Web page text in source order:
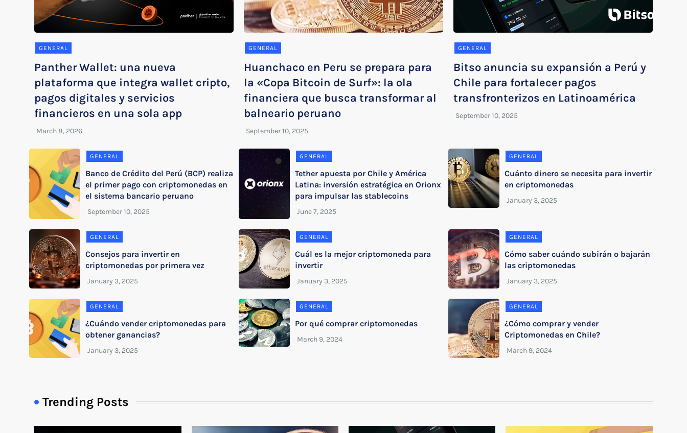
GENERAL
Panther Wallet: una nueva
plataforma que integra wallet cripto,
pagos digitales y servicios
financieros en una sola app
GENERAL
Huanchaco en Peru se prepara para
la «Copa Bitcoin de Surf»: la ola
financiera que busca transformar al
balneario peruano
GENERAL
Bitso anuncia su expansión a Perú y
Chile para fortalecer pagos
transfronterizos en Latinoamérica
GENERAL
Banco de Crédito del Perú (BCP) realiza
el primer pago con criptomonedas en
el sistema bancario peruano
GENERAL
Tether apuesta por Chile y América
Latina: inversión estratégica en Orionx
para impulsar las stablecoins
GENERAL
Cuánto dinero se necesita para invertir
en criptomonedas
GENERAL
Consejos para invertir en
criptomonedas por primera vez
GENERAL
Cuál es la mejor criptomoneda para
invertir
GENERAL
Cómo saber cuándo subirán o bajarán
las criptomonedas
GENERAL
¿Cuándo vender criptomonedas para
obtener ganancias?
GENERAL
Por qué comprar criptomonedas
GENERAL
¿Cómo comprar y vender
Criptomonedas en Chile?
Trending Posts